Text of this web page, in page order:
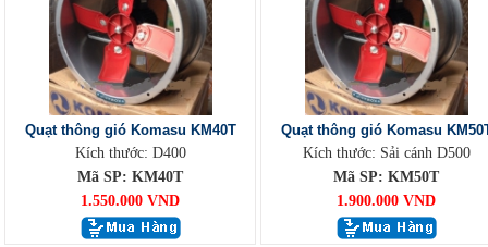
Quạt thông gió Komasu KM40T
Kích thước: D400
Mã SP: KM40T
1.550.000 VND
Quạt thông gió Komasu
Kích thước: Sải cánh D500
Mã SP: KM50T
1.900.000 VND